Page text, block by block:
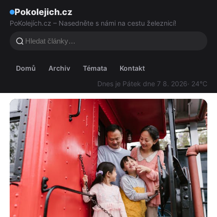
Pokolejich.cz
PoKolejích.cz – Nasedněte s námi na cestu železnicí!
Domů Archiv Témata
Kontakt
Dnes je Pátek dne 7 8. 2026· 24°C